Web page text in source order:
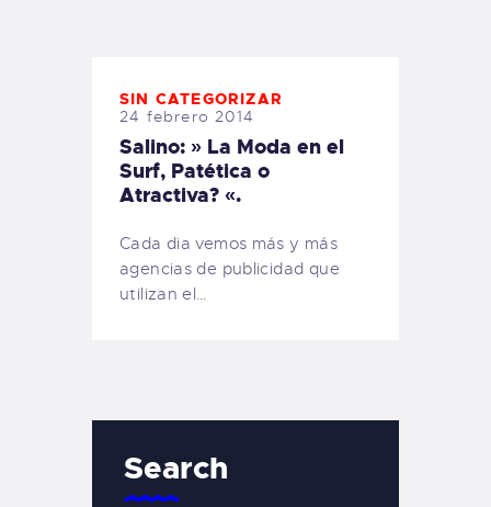
SIN CATEGORIZAR
24 febrero 2014
Salino: » La Moda en el
Surf, Patética o
Atractiva? «.
Cada dia vemos más y más
agencias de publicidad que
utilizan el…
Search